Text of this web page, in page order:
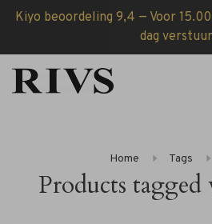
Kiyo beoordeling 9,4 — Voor
dag
Home Tags
Products